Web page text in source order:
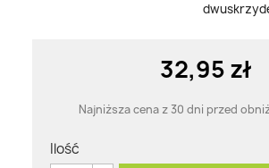
32,95 zł
Najniższa cena z 30 dni przed
Ilość